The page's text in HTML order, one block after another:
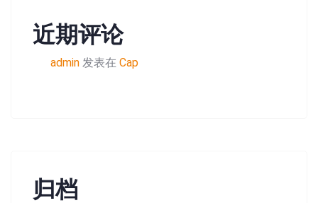
近期评论
admin 发表在 Cap
归档